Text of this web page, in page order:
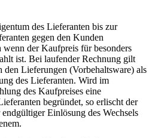
des Lieferanten bis zur
gegen den Kunden
wenn der Kaufpreis für besonders
ist. Bei laufender Rechnung gilt
den Lieferungen (Vorbehaltsware) als
des Lieferanten. Wird im
des Kaufpreises eine
begründet, so erlischt der
Einlösung des Wechsels